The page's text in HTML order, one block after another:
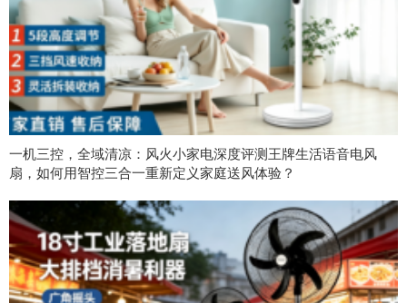
一机三控，全域清凉：风火小家电深度评测王牌生活语音电风
扇，如何用智控三合一重新定义家庭送风体验？